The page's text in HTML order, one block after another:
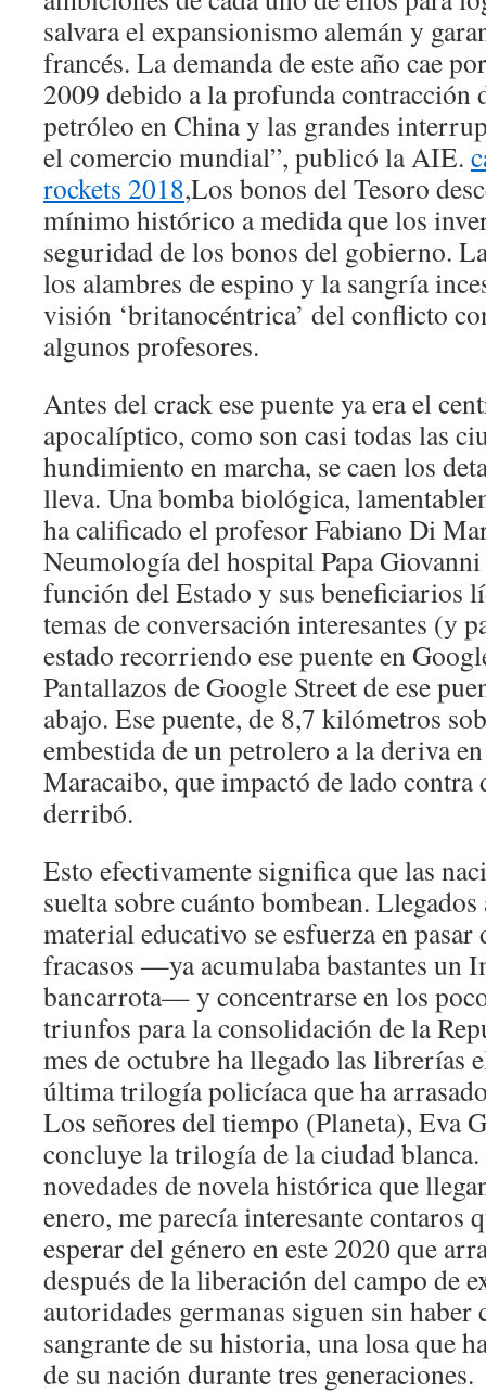
salvara el expansionismo alemán y
francés. La demanda de este año cae
2009 debido a la profunda contracción
petróleo en China y las grandes
el comercio mundial”, publicó la AIE.
rockets 2018,Los bonos del Tesoro
mínimo histórico a medida que los
seguridad de los bonos del gobierno.
los alambres de espino y la sangría
visión ‘britanocéntrica’ del conflicto
algunos profesores.
Antes del crack ese puente ya era el
apocalíptico, como son casi todas las
hundimiento en marcha, se caen los
lleva. Una bomba biológica,
ha calificado el profesor Fabiano Di
Neumología del hospital Papa
función del Estado y sus beneficiarios
temas de conversación interesantes (y
estado recorriendo ese puente en
Pantallazos de Google Street de ese
abajo. Ese puente, de 8,7 kilómetros
embestida de un petrolero a la deriva
Maracaibo, que impactó de lado contra
derribó.
Esto efectivamente significa que las
suelta sobre cuánto bombean. Llegados
material educativo se esfuerza en
fracasos —ya acumulaba bastantes un
bancarrota— y concentrarse en los
triunfos para la consolidación de la
mes de octubre ha llegado las librerías
última trilogía policíaca que ha
Los señores del tiempo (Planeta), Eva
concluye la trilogía de la ciudad blanca.
novedades de novela histórica que
enero, me parecía interesante contaros
esperar del género en este 2020 que
después de la liberación del campo de
autoridades germanas siguen sin
sangrante de su historia, una losa que
de su nación durante tres generaciones.